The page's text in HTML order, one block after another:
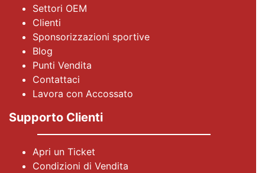
Settori OEM
Clienti
Sponsorizzazioni sportive
Blog
Punti Vendita
Contattaci
Lavora con Accossato
Supporto Clienti
Apri un Ticket
Condizioni di Vendita